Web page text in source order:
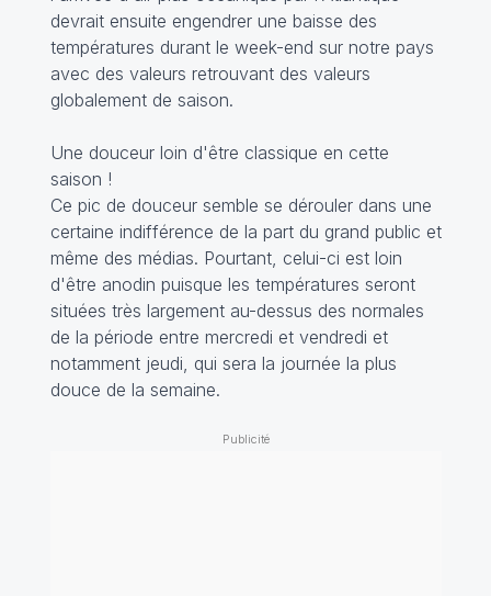
devrait ensuite engendrer une baisse des
températures durant le week-end sur notre pays
avec des valeurs retrouvant des valeurs
globalement de saison.
Une douceur loin d'être classique en cette
saison !
Ce pic de douceur semble se dérouler dans une
certaine indifférence de la part du grand public et
même des médias. Pourtant, celui-ci est loin
d'être anodin puisque les températures seront
situées très largement au-dessus des normales
de la période entre mercredi et vendredi et
notamment jeudi, qui sera la journée la plus
douce de la semaine.